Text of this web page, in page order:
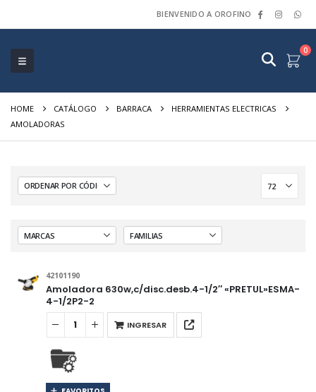
BIENVENIDO A OROFINO
0
HOME CATÁLOGO BARRACA
HERRAMIENTAS ELECTRICAS
AMOLADORAS
42101190
Amoladora 630w,c/disc.desb.4-1/2″ «PRETUL»ESMA-
4-1/2P2-2
INGRESAR